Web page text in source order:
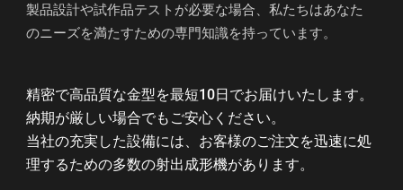
製品設計や試作品テストが必要な場合、私たちはあなた
のニーズを満たすための専門知識を持っています。
精密で高品質な金型を最短10日でお届けいたします。
納期が厳しい場合でもご安心ください。
当社の充実した設備には、お客様のご注文を迅速に処
理するための多数の射出成形機があります。